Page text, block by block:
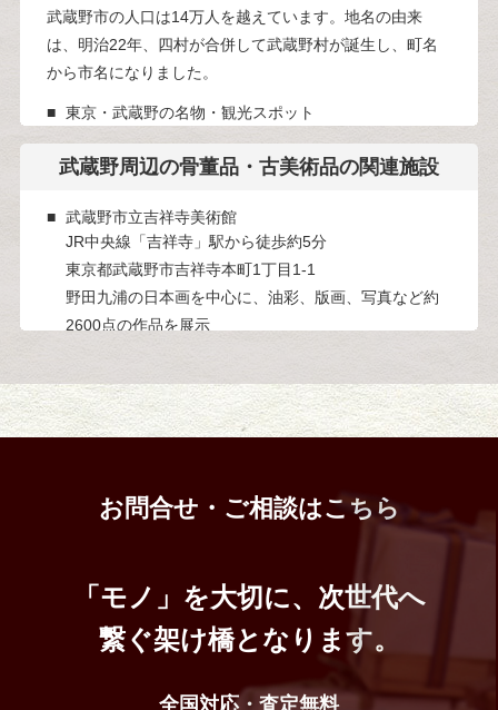
武蔵野市の人口は14万人を越えています。地名の由来
は、明治22年、四村が合併して武蔵野村が誕生し、町名
から市名になりました。
東京・武蔵野の名物・観光スポット
ん中に橋がかかって、そこからの眺めが最高。池にはボー
武蔵野周辺の骨董品・古美術品の関連施設
武蔵野市立吉祥寺美術館
JR中央線「吉祥寺」駅から徒歩約5分
東京都武蔵野市吉祥寺本町1丁目1-1
野田九浦の日本画を中心に、油彩、版画、写真など約
2600点の作品を展示
所前下車
東京都武蔵野市緑町1丁目1-1
JR中央線「吉祥寺」駅からバスで約15分、八幡町下車
お問合せ・ご相談はこちら
「モノ」を大切に、次世代へ
繋ぐ架け橋となります。
全国対応・査定無料